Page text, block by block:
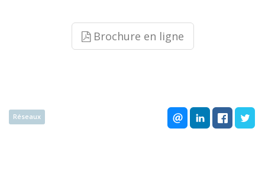
Brochure en ligne
Réseaux